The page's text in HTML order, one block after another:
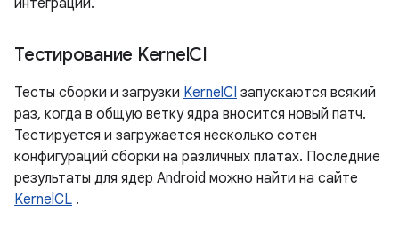
Тестирование KernelCI
Тесты сборки и загрузки KernelCI запускаются всякий
раз, когда в общую ветку ядра вносится новый патч.
Тестируется и загружается несколько сотен
конфигураций сборки на различных платах. Последние
результаты для ядер Android можно найти на сайте
KernelCL .